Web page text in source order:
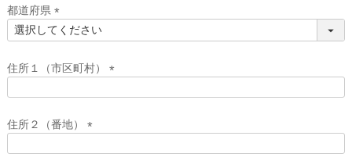
須
)
都道府県
(
須
)
住所１（市区町村）
)
住所２（番地）